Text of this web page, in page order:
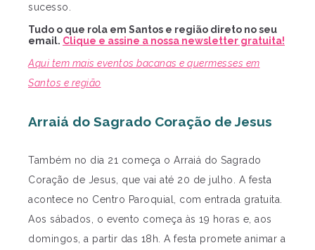
sucesso.
Tudo o que rola em Santos e região direto no seu
email. Clique e assine a nossa newsletter gratuita!
Aqui tem mais eventos bacanas e quermesses em
Santos e região
Arraiá do Sagrado Coração de Jesus
Também no dia 21 começa o Arraiá do Sagrado
Coração de Jesus, que vai até 20 de julho. A festa
acontece no Centro Paroquial, com entrada gratuita.
Aos sábados, o evento começa às 19 horas e, aos
domingos, a partir das 18h. A festa promete animar a